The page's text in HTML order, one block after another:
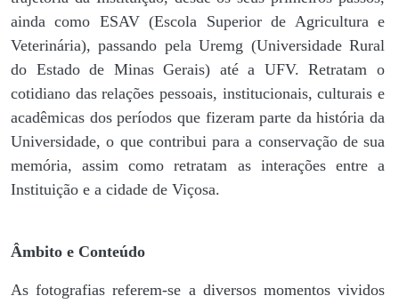
ainda como ESAV (Escola Superior de Agricultura e
Veterinária), passando pela Uremg (Universidade Rural
do Estado de Minas Gerais) até a UFV. Retratam o
cotidiano das relações pessoais, institucionais, culturais e
acadêmicas dos períodos que fizeram parte da história da
Universidade, o que contribui para a conservação de sua
memória, assim como retratam as interações entre a
Instituição e a cidade de Viçosa.
Âmbito e Conteúdo
As fotografias referem-se a diversos momentos vividos